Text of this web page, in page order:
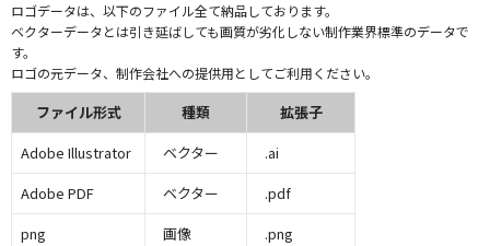
ロゴデータは、以下のファイル全て納品しております。
ベクターデータとは引き延ばしても画質が劣化しない制作業界標準のデータで
す。
ロゴの元データ、制作会社への提供用としてご利用ください。
ファイル形式 種類
拡張子
Adobe Illustrator
ベクター
.ai
Adobe PDF
ベクター
.pdf
png
画像
.png